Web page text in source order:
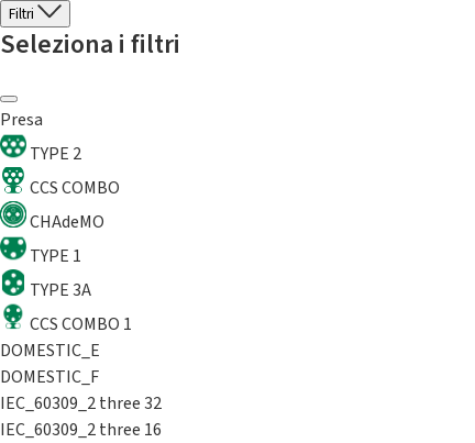
Filtri
Seleziona i filtri
Presa
TYPE 2
CCS COMBO
CHAdeMO
TYPE 1
TYPE 3A
CCS COMBO 1
DOMESTIC_E
DOMESTIC_F
IEC_60309_2 three 32
IEC_60309_2 three 16